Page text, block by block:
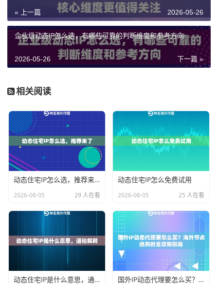
源储备。一个庞大的IP池是基础。试想，如果你有100个
并发线程，但可用的IP只有几十个，那么很快IP就会被重
复使用，失去意义。IP池的深度直接决定了你能够支撑
的并发量级和任务持续时间。例如，拥有9000万级别IP
资源的服务商，能够确保在高强度、长时间的任务中，
致任务中断。
比规模更重要的是纯净度。一个被大量滥用、已被各大
网站列入黑名单的IP池，规模再大也毫无价值。纯净的IP
意味着这些地址的历史行为良好，没有被污染，能够以
更高的成功率访问目标网站。这需要服务商具备强大的
实时监测和清洗能力，通过技术加人工的方式，不断剔
除失效和被封的IP，补充优质资源。选择时，应重点关
注服务商在IP纯净度维护上的投入和具体措施。
核心选型标准二：IP的类型与业务匹配度
并非所有代理IP都适用于数据采集。不同类型的IP，其特
性、成本和效果差异巨大。选型时必须根据你的具体业
务场景来匹配。
« 上一篇 2026-05-26
企业级动态IP怎么选，有哪些可靠的判断维度和参考方向
下一篇 »
2026-05-26
相关阅读
动态住宅IP怎么选，推荐来了
2026-08-05 29 人在看
动态住宅IP怎么免费试用
2026-08-05 25 人在看
动态住宅IP是什么意思，通俗解释 国外IP动态代理要怎么买？海外节点选购的全攻略指南